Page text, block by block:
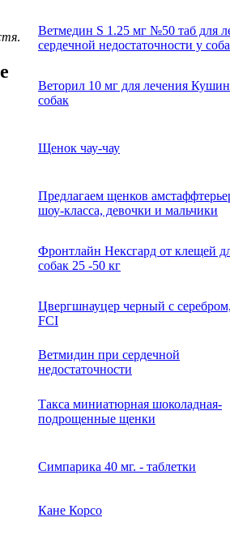
.
Ветмедин S 1.25 мг №50 таб для
сердечной недостаточности у
Веторил 10 мг для лечения
собак
Щенок чау-чау
Предлагаем щенков
шоу-класса, девочки и мальчики
Фронтлайн Нексгард от клещей
собак 25 -50 кг
Цвергшнауцер черный с
FCI
Ветмидин при сердечной
недостаточности
Такса миниатюрная шоколадная-
подрощенные щенки
Симпарика 40 мг. - таблетки
Кане Корсо